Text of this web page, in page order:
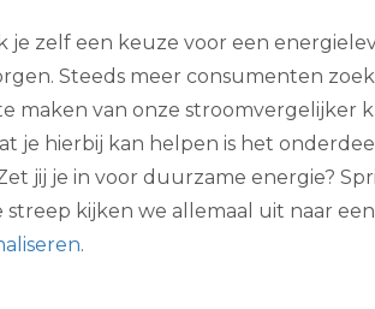
n
e
g
i
zelf een keuze voor een
Steeds meer consumenten
maken van onze stroomvergelijker
je hierbij kan helpen is het onderdeel
jij je in voor duurzame energie?
streep kijken we allemaal uit naar
.